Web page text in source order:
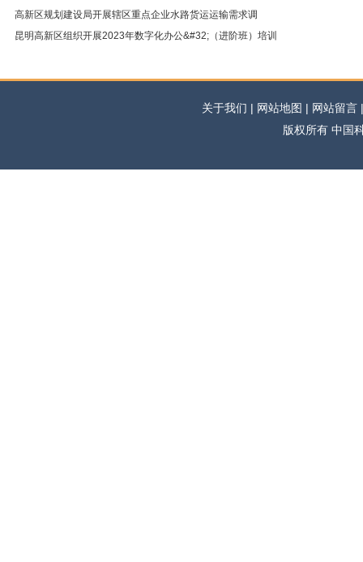
高新区规划建设局开展辖区重点企业水路货运运输需求调
昆明高新区组织开展2023年数字化办公&#32;（进阶班）培训
关于我们 | 网站地图 | 网站留
版权所有 中国